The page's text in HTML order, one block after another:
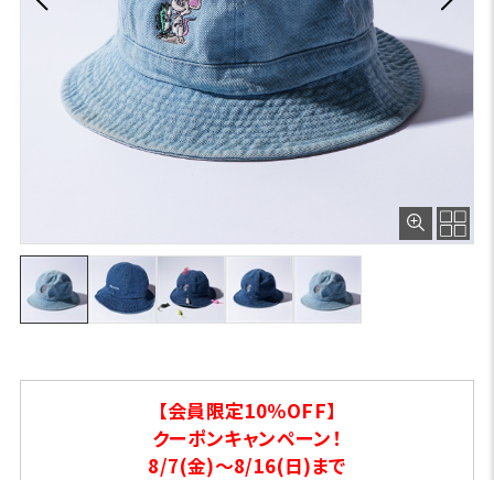
【会員限定10％OFF】
クーポンキャンペーン！
8/7(金)～8/16(日)まで